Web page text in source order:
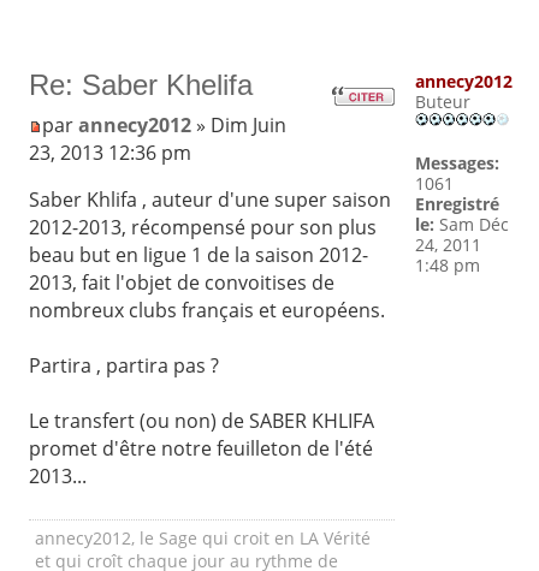
Re: Saber Khelifa
parannecy2012» Dim Juin
23, 2013 12:36 pm
Saber Khlifa , auteur d'une super saison
2012-2013, récompensé pour son plus
beau but en ligue 1 de la saison 2012-
2013, fait l'objet de convoitises de
nombreux clubs français et européens.
Partira , partira pas ?
Le transfert (ou non) de SABER KHLIFA
promet d'être notre feuilleton de l'été
2013...
annecy2012, le Sage qui croit en LA Vérité
et qui croît chaque jour au rythme de
annecy2012
Buteur
Messages:
1061
Enregistré
le: Sam Déc
24, 2011
1:48 pm